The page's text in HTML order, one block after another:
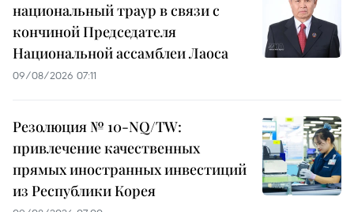
национальный траур в связи с
кончиной Председателя
Национальной ассамблеи Лаоса
09/08/2026 07:11
Резолюция № 10-NQ/TW:
привлечение качественных
прямых иностранных инвестиций
из Республики Корея